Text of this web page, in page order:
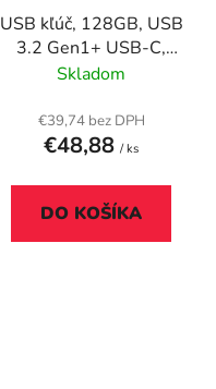
USB kľúč, 128GB, USB
3.2 Gen1+ USB-C,
hliníkový kryt,
VERBATIM)
Skladom
€39,74 bez DPH
€48,88 / ks
DO KOŠÍKA